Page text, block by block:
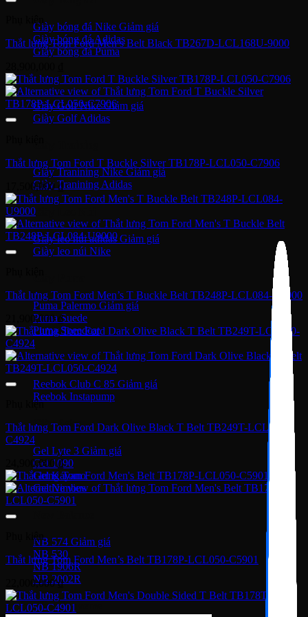
Giày bóng đá Nike
Giày bóng đá Adidas
Giày bóng đá Puma
Giày Golf
Giày Golf Nike
Giày Golf Adidas
Giày Tranining Nike
Giày Tranining Adidas
Giày Leo Núi
Giày leo núi adidas
Giày leo núi Nike
Puma Palermo
Puma Suede
Puma Speedcat
Giày Reebok
Reebok Club C 85
Reebok Instapump
Giày Asics
Gel Lyte 3
Gel 1090
Gel Kayano
Gel Nimbus
NB 574
NB 530
NB 1906R
NB 2002R
Giày Converse
Thắt lưng Tom Ford Men’s Belt Black TB267D-LCL168U-9000
Thắt lưng Tom Ford T Buckle Silver TB178P-LCL050-C7906
17,500,000₫
Thắt lưng Tom Ford Men’s T Buckle Belt TB248P-LCL084-U9000
21,900,000 ₫
Phụ kiện
Thắt lưng Tom Ford Dark Olive Black T Belt TB249T-LCL050-
C4924
24,900,000₫
Phụ kiện
Thắt lưng Tom Ford Men’s Belt TB178P-LCL050-C5901
22,000,000₫